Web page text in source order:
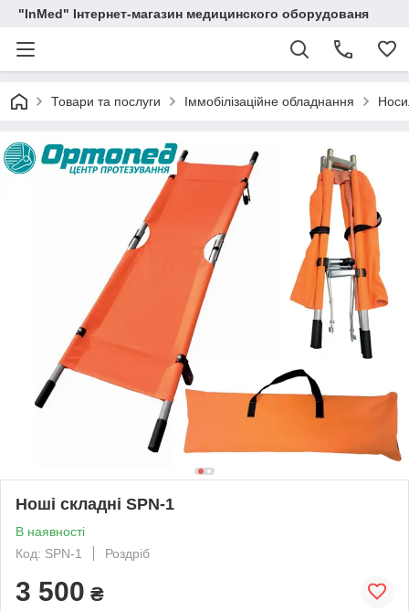
"InMed" Інтернет-магазин медицинского оборудованя
Товари та послуги Іммобілізаційне обладнання
Ноші складні SPN-1
В наявності
Код: SPN-1
Роздріб
3 500 ₴